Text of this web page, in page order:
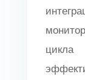
цикла